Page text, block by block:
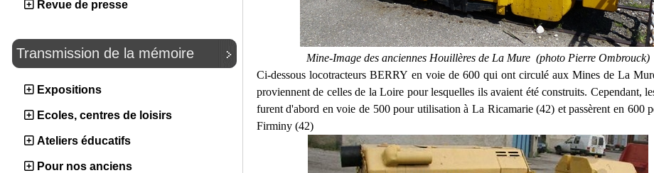
Revue de presse
Transmission de la mémoire
Expositions
Ecoles, centres de loisirs
Ateliers éducatifs
Pour nos anciens
Mine-Image des anciennes Houillères de La Mure (photo Pierre Ombrouck)
Ci-dessous locotracteurs BERRY en voie de 600 qui ont circulé aux Mines deLa
proviennent de celles de la Loire pour lesquelles ils avaient été construits. Cependant,
furent d'abord en voie de 500 pourutilisation à La Ricamarie (42) et passèrent en 600
Firminy (42)